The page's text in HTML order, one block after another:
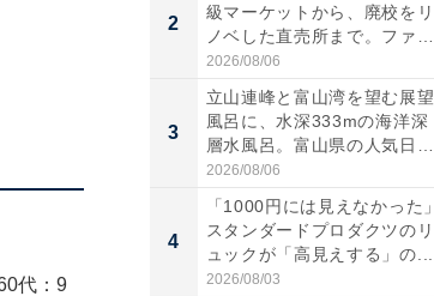
代：9
2
級マーケットから、廃校をリ
ノベした直売所まで。ファ
ー...
2026/08/06
3
立山連峰と富山湾を望む展望
風呂に、水深333mの海洋深
層水風呂。富山県の人気日
帰...
2026/08/06
4
「1000円には見えなかった」
スタンダードプロダクツのリ
ュックが「高見えする」の...
2026/08/03